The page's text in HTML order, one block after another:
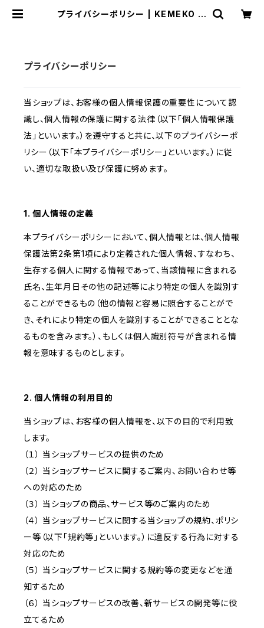
プライバシーポリシー | KEMEKO M
プライバシーポリシー
当ショップは、お客様の個人情報保護の重要性について認
識し、個人情報の保護に関する法律（以下「個人情報保護
法」といいます。）を遵守すると共に、以下のプライバシーポ
リシー（以下「本プライバシーポリシー」といいます。）に従
い、適切な取扱い及び保護に努めます。
1. 個人情報の定義
本プライバシーポリシーにおいて、個人情報とは、個人情報
保護法第2条第1項により定義された個人情報、すなわち、
生存する個人に関する情報であって、当該情報に含まれる
氏名、生年月日その他の記述等により特定の個人を識別す
ることができるもの（他の情報と容易に照合することがで
き、それにより特定の個人を識別することができることとな
るものを含みます。）、もしくは個人識別符号が含まれる情
報を意味するものとします。
2. 個人情報の利用目的
当ショップは、お客様の個人情報を、以下の目的で利用致
します。
（１） 当ショップサービスの提供のため
（２） 当ショップサービスに関するご案内、お問い合わせ等
への対応のため
（３） 当ショップの商品、サービス等のご案内のため
（４） 当ショップサービスに関する当ショップの規約、ポリシ
ー等（以下「規約等」といいます。）に違反する行為に対する
対応のため
（５） 当ショップサービスに関する規約等の変更などを通
知するため
（６） 当ショップサービスの改善、新サービスの開発等に役
立てるため